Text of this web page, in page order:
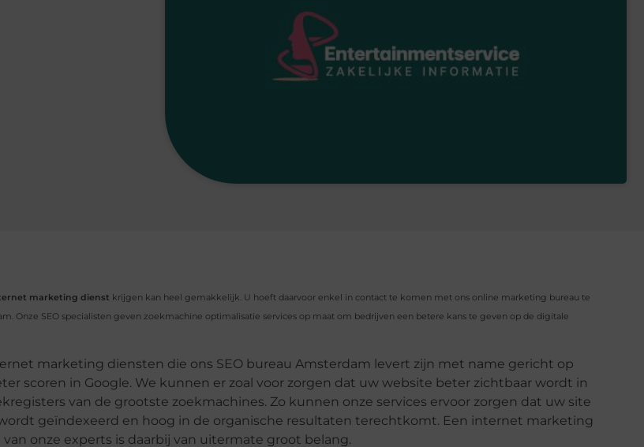
marketing dienst krijgen kan heel gemakkelijk. U hoeft daarvoor enkel in contact te komen met ons online marketing bureau te
Onze SEO specialisten geven zoekmachine optimalisatie services op maat om bedrijven een betere kans te geven op de digitale
marketing diensten die ons SEO bureau Amsterdam levert zijn met name gericht op
scoren in Google. We kunnen er zoal voor zorgen dat uw website beter zichtbaar wordt in
van de grootste zoekmachines. Zo kunnen onze services ervoor zorgen dat uw site
geïndexeerd en hoog in de organische resultaten terechtkomt. Een internet marketing
van onze experts is daarbij van uitermate groot belang.